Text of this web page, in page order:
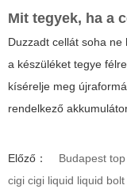
Mit tegyek, ha a
Duzzadt cellát soha ne
a készüléket tegye
kísérelje meg
rendelkező
Előző：
Budapest
cigi cigi liquid liquid